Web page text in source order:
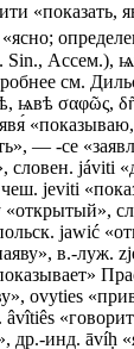
«показать,
Sin., Ассем.),
см.
ѩвѣ σαφῶς,
— -се
словен. jáviti
чеш. jeviti
jawić
в.-луж.
оvуtiеs
др.-инд. āvíḥ